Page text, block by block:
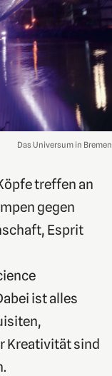
Das Universum in Bremen
treffen an
gegen
Esprit
ist alles
Kreativität sind